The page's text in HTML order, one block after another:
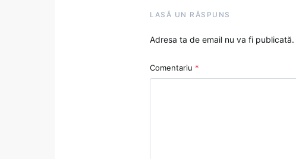
LASĂ UN RĂSPUNS
Adresa ta de email nu va fi publicată.
Comentariu *